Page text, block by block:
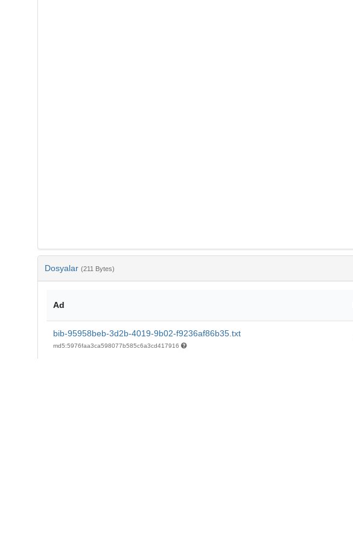
Dosyalar (211 Bytes)
Ad
bib-95958beb-3d2b-4019-9b02-f9236af86b35.txt
md5:5976faa3ca598077b585c6a3cd417916